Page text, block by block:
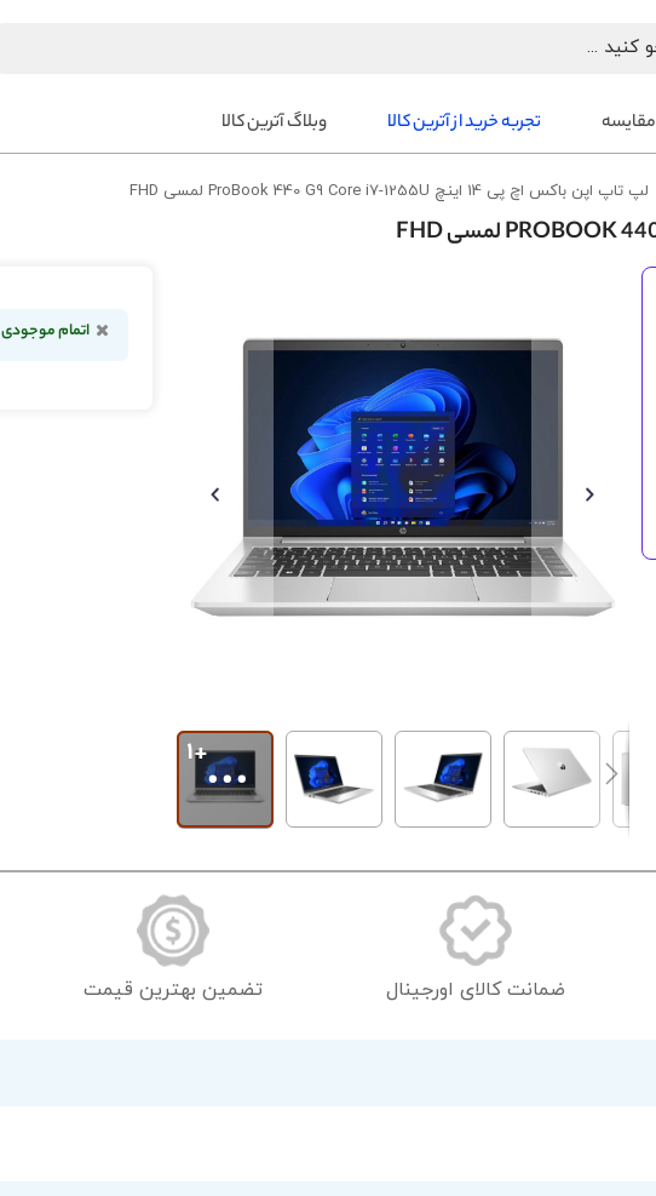
مقایسه تجربه خرید از آترین کالا وبلاگ آترین کالا
لپ تاپ اپن باکس اچ پی 14 اینچ ProBook 440 G9 Core i7-1255U لمسی FHD
به
اتمام موجودی
ضمانت کالای اورجینال تضمین بهترین قیمت